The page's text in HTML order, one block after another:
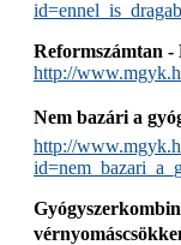
Reformszámtan -
http://
Nem bazári a
http://